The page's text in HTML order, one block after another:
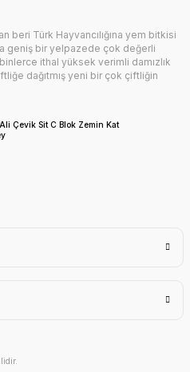
beri Türk Hayvancılığına yem bitkisi
geniş bir yelpazede çok değerli
ithal yüksek verimli damızlık
dağıtmış yeni bir çok çiftliğin
Çevik Sit C Blok Zemin Kat